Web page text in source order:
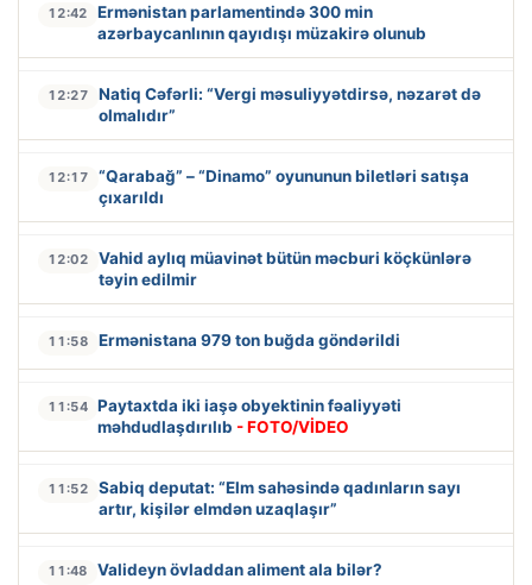
12:42
Ermənistan parlamentində 300 min
azərbaycanlının qayıdışı müzakirə olunub
12:27
Natiq Cəfərli: “Vergi məsuliyyətdirsə, nəzarət də
olmalıdır”
12:17
“Qarabağ” – “Dinamo” oyununun biletləri satışa
çıxarıldı
12:02
Vahid aylıq müavinət bütün məcburi köçkünlərə
təyin edilmir
11:58 Ermənistana 979 ton buğda göndərildi
11:54 Paytaxtda iki iaşə obyektinin fəaliyyəti
məhdudlaşdırılıb - FOTO/VİDEO
11:52
Sabiq deputat: “Elm sahəsində qadınların sayı
artır, kişilər elmdən uzaqlaşır”
11:48 Valideyn övladdan aliment ala bilər?